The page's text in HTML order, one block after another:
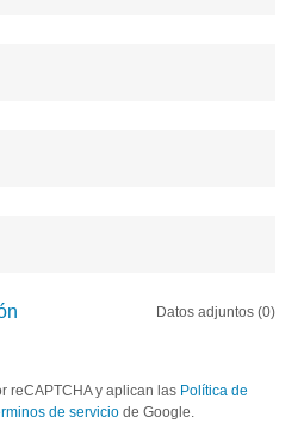
Datos adjuntos (0)
reCAPTCHA y aplican las Política de
de servicio de Google.